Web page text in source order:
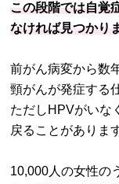
この段階では自覚
なければ見つかり
前がん病変から数
頸がんが発症する
ただしHPVがいな
戻ることがありま
10,000人の女性の